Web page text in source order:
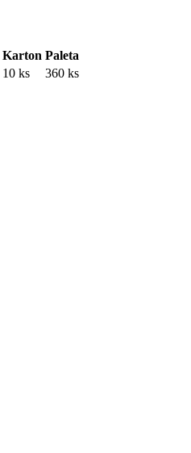
Karton Paleta
10 ks
360 ks